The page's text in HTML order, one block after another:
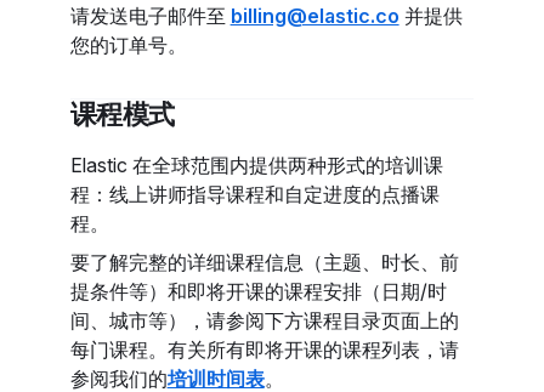
请发送电子邮件至 billing@elastic.co 并提供
您的订单号。
课程模式
Elastic 在全球范围内提供两种形式的培训课
程：线上讲师指导课程和自定进度的点播课
程。
要了解完整的详细课程信息（主题、时长、前
提条件等）和即将开课的课程安排（日期/时
间、城市等），请参阅下方课程目录页面上的
每门课程。有关所有即将开课的课程列表，请
参阅我们的培训时间表。